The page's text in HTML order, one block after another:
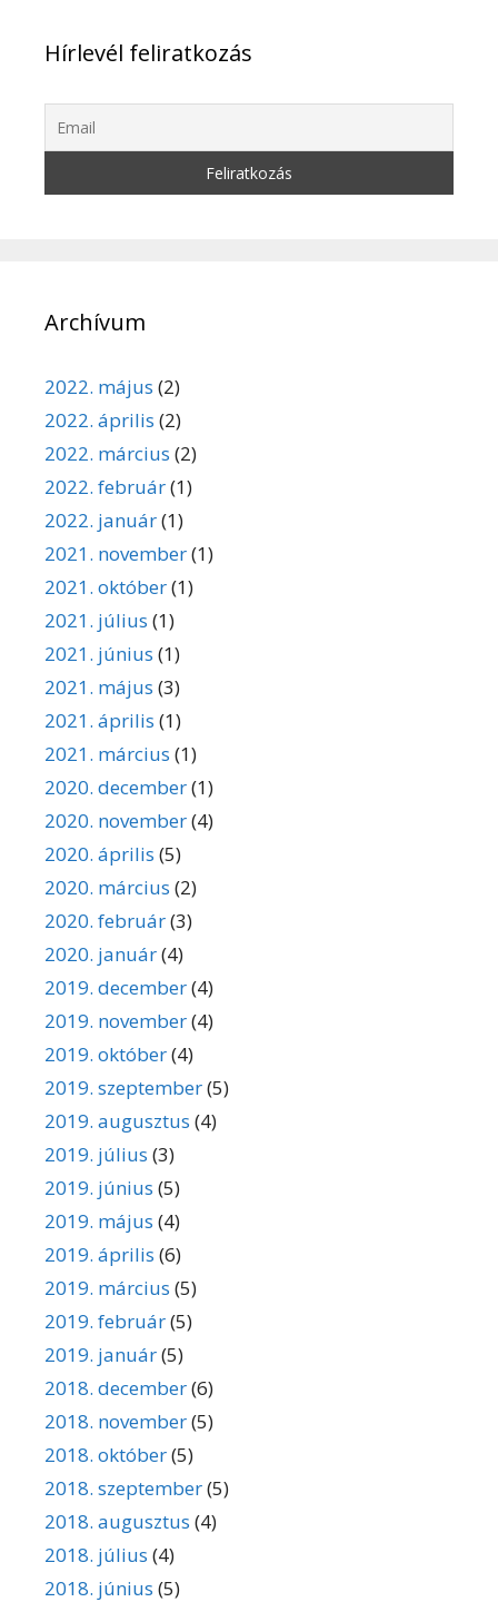
Hírlevél feliratkozás
Archívum
2022. május (2)
2022. április (2)
2022. március (2)
2022. február(1)
2022. január(1)
2021. november(1)
2021. október(1)
2021. július (1)
2021. június (1)
2021. május (3)
2021. április (1)
2021. március (1)
2020. december(1)
2020. november(4)
2020. április (5)
2020. március (2)
2020. február(3)
2020. január(4)
2019. december(4)
2019. november(4)
2019. október(4)
2019. szeptember(5)
2019. augusztus (4)
2019. július (3)
2019. június (5)
2019. május (4)
2019. április (6)
2019. március (5)
2019. február(5)
2019. január(5)
2018. december(6)
2018. november(5)
2018. október(5)
2018. szeptember(5)
2018. augusztus (4)
2018. július (4)
2018. június (5)